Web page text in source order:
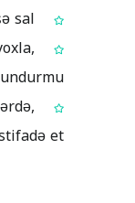
et